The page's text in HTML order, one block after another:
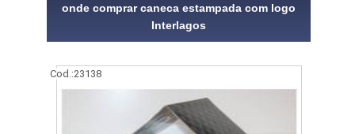
onde comprar caneca estampada com logo
Interlagos
Cod.:23138